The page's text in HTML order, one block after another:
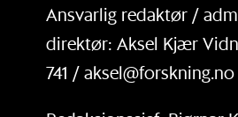
Ansvarlig redaktør /
direktør: Aksel Kjær
741 / aksel@forskning.no